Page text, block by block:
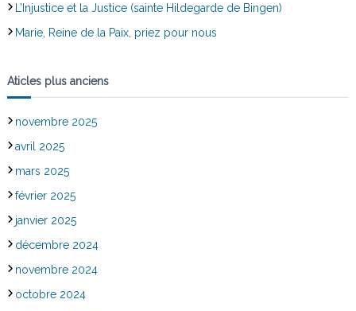
L’Injustice et la Justice (sainte Hildegarde de Bingen)
Marie, Reine de la Paix, priez pour nous
Aticles plus anciens
novembre 2025
avril 2025
mars 2025
février 2025
janvier 2025
décembre 2024
novembre 2024
octobre 2024